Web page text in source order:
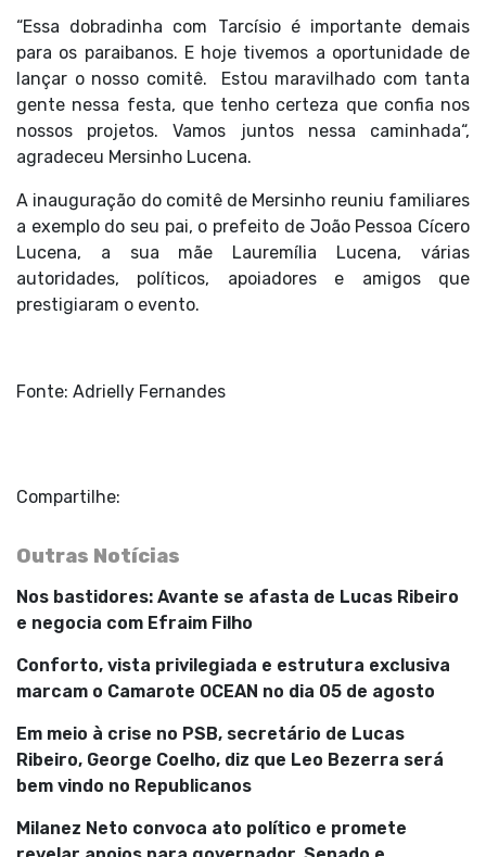
“Essa dobradinha com Tarcísio é importante demais
para os paraibanos. E hoje tivemos a oportunidade de
lançar o nosso comitê. Estou maravilhado com tanta
gente nessa festa, que tenho certeza que confia nos
nossos projetos. Vamos juntos nessa caminhada“,
agradeceu Mersinho Lucena.
A inauguração do comitê de Mersinho reuniu familiares
a exemplo do seu pai, o prefeito de João Pessoa Cícero
Lucena, a sua mãe Lauremília Lucena, várias
autoridades, políticos, apoiadores e amigos que
prestigiaram o evento.
Fonte: Adrielly Fernandes
Compartilhe:
Outras Notícias
Nos bastidores: Avante se afasta de Lucas Ribeiro
e negocia com Efraim Filho
Conforto, vista privilegiada e estrutura exclusiva
marcam o Camarote OCEAN no dia 05 de agosto
Em meio à crise no PSB, secretário de Lucas
Ribeiro, George Coelho, diz que Leo Bezerra será
bem vindo no Republicanos
Milanez Neto convoca ato político e promete